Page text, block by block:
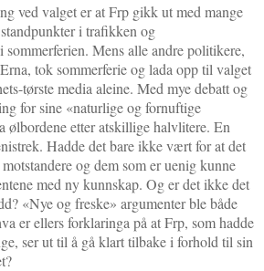
ved valget er at Frp gikk ut med mange
i trafikken og
Mens alle andre politikere,
tok sommerferie og lada opp til valget
tørste media aleine. Med mye debatt og
for sine «naturlige og fornuftige
etter atskillige halvlitere. En
Hadde det bare ikke vært for at det
og dem som er uenig kunne
med ny kunnskap. Og er det ikke det
«Nye og freske» argumenter ble både
er ellers forklaringa på at Frp, som hadde
ser ut til å gå klart tilbake i forhold til sin